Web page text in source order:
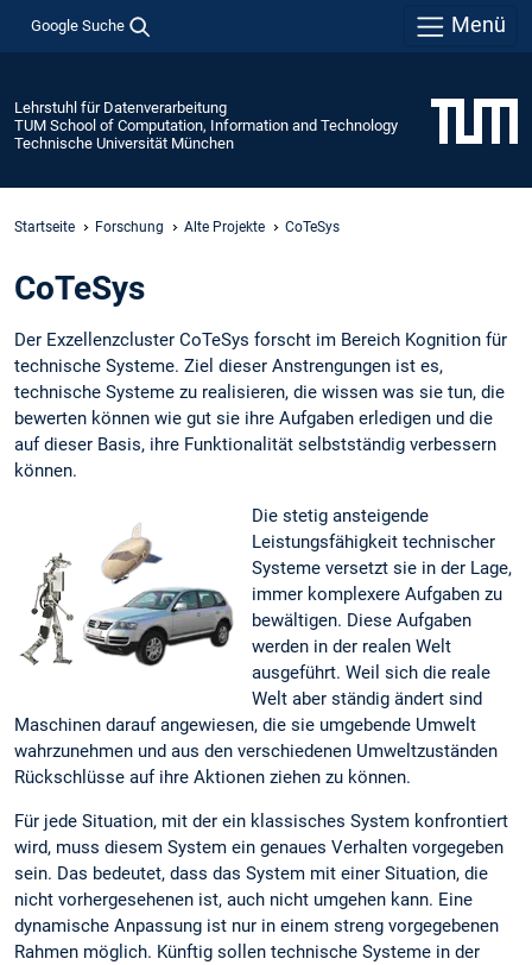
Google Suche Menü
Lehrstuhl für Datenverarbeitung
TUM School of Computation, Information and Technology
Technische Universität München
Startseite Forschung Alte Projekte CoTeSys
CoTeSys
Der Exzellenzcluster CoTeSys forscht im Bereich Kognition für
technische Systeme. Ziel dieser Anstrengungen ist es,
technische Systeme zu realisieren, die wissen was sie tun, die
bewerten können wie gut sie ihre Aufgaben erledigen und die
auf dieser Basis, ihre Funktionalität selbstständig verbessern
können.
Die stetig ansteigende
Leistungsfähigkeit technischer
Systeme versetzt sie in der Lage,
immer komplexere Aufgaben zu
bewältigen. Diese Aufgaben
werden in der realen Welt
ausgeführt. Weil sich die reale
Welt aber ständig ändert sind
Maschinen darauf angewiesen, die sie umgebende Umwelt
wahrzunehmen und aus den verschiedenen Umweltzuständen
Rückschlüsse auf ihre Aktionen ziehen zu können.
Für jede Situation, mit der ein klassisches System konfrontiert
wird, muss diesem System ein genaues Verhalten vorgegeben
sein. Das bedeutet, dass das System mit einer Situation, die
nicht vorhergesehenen ist, auch nicht umgehen kann. Eine
dynamische Anpassung ist nur in einem streng vorgegebenen
Rahmen möglich. Künftig sollen technische Systeme in der